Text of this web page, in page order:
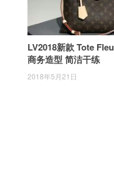
LV2018新款 Tote
商务造型 简洁干练
2018年5月21日